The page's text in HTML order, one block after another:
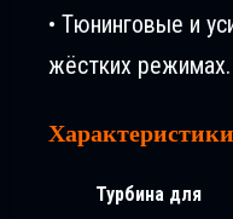
• Тюнинговые и
жёстких режимах.
Турбина для